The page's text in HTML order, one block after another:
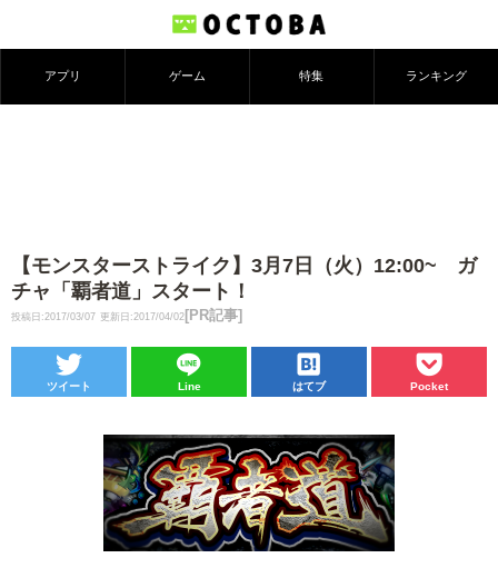
アプリ ゲーム 特集 ランキング
【モンスターストライク】3月7日（火）12:00~ ガ
チャ「覇者道」スタート！
投稿日:2017/03/07 更新日:2017/04/02 [PR記事]
ツイート Line はてブ Pocket